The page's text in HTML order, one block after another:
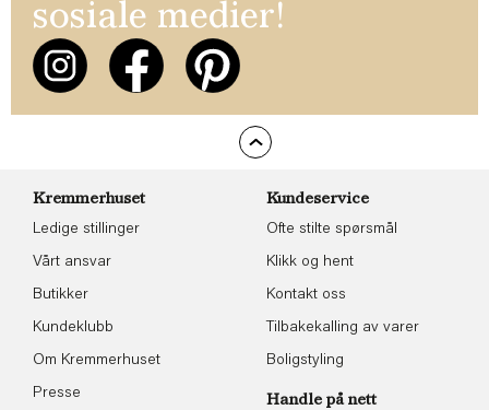
sosiale medier!
Kremmerhuset
Ledige stillinger
Vårt ansvar
Butikker
Kundeklubb
Om Kremmerhuset
Presse
Kundeservice
Ofte stilte spørsmål
Klikk og hent
Kontakt oss
Tilbakekalling av varer
Boligstyling
Handle på nett